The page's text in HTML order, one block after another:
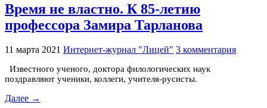
Время не властно. К 85-летию
профессора Замира Тарланова
11 марта 2021 Интернет-журнал "Лицей" 3 комментария
Известного ученого, доктора филологических наук
поздравляют ученики, коллеги, учителя-русисты.
Далее →